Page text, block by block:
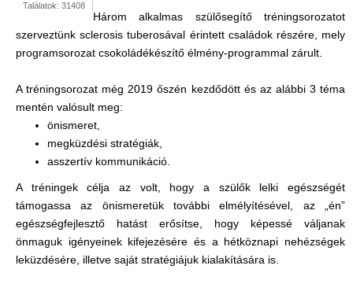
Találatok: 31408
Három alkalmas szülősegítő tréningsorozatot
szerveztünk sclerosis tuberosával érintett családok részére, mely
programsorozat csokoládékészítő élmény-programmal zárult.
A tréningsorozat még 2019 őszén kezdődött és az alábbi 3 téma
mentén valósult meg:
önismeret,
megküzdési stratégiák,
asszertív kommunikáció.
A tréningek célja az volt, hogy a szülők lelki egészségét
támogassa az önismeretük további elmélyítésével, az „én”
egészségfejlesztő hatást erősítse, hogy képessé váljanak
önmaguk igényeinek kifejezésére és a hétköznapi nehézségek
leküzdésére, illetve saját stratégiájuk kialakítására is.